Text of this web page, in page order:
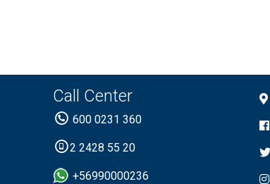
Call Center
600 0231 360
2 2428 55 20
+56990000236